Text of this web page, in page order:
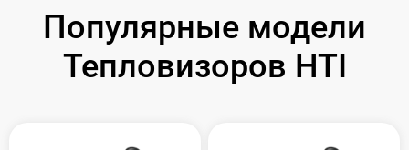
Популярные модели
Тепловизоров HTI